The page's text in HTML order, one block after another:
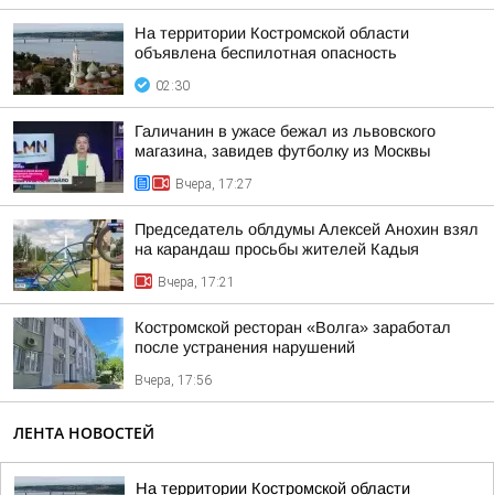
На территории Костромской области
объявлена беспилотная опасность
02:30
Галичанин в ужасе бежал из львовского
магазина, завидев футболку из Москвы
Вчера, 17:27
Председатель облдумы Алексей Анохин взял
на карандаш просьбы жителей Кадыя
Вчера, 17:21
Костромской ресторан «Волга» заработал
после устранения нарушений
Вчера, 17:56
ЛЕНТА НОВОСТЕЙ
На территории Костромской области